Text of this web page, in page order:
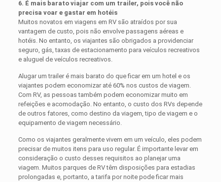
6. É mais barato viajar com um trailer, pois você não
precisa voar e gastar em hotéis
Muitos novatos em viagens em RV são atraídos por sua
vantagem de custo, pois não envolve passagens aéreas e
hotéis. No entanto, os viajantes são obrigados a providenciar
seguro, gás, taxas de estacionamento para veículos recreativos
e aluguel de veículos recreativos.
Alugar um trailer é mais barato do que ficar em um hotel e os
viajantes podem economizar até 60% nos custos de viagem.
Com RV, as pessoas também podem economizar muito em
refeições e acomodação. No entanto, o custo dos RVs depende
de outros fatores, como destino da viagem, tipo de viagem e o
equipamento de viagem necessário.
Como os viajantes geralmente vivem em um veículo, eles podem
precisar de muitos itens para uso regular. É importante levar em
consideração o custo desses requisitos ao planejar uma
viagem. Muitos parques de RV têm disposições para estadias
prolongadas e, portanto, a tarifa por noite pode ficar mais